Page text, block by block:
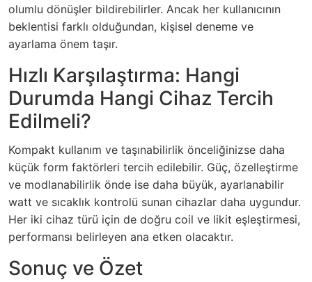
olumlu dönüşler bildirebilirler. Ancak her kullanıcının
beklentisi farklı olduğundan, kişisel deneme ve
ayarlama önem taşır.
Hızlı Karşılaştırma: Hangi
Durumda Hangi Cihaz Tercih
Edilmeli?
Kompakt kullanım ve taşınabilirlik önceliğinizse daha
küçük form faktörleri tercih edilebilir. Güç, özelleştirme
ve modlanabilirlik önde ise daha büyük, ayarlanabilir
watt ve sıcaklık kontrolü sunan cihazlar daha uygundur.
Her iki cihaz türü için de doğru coil ve likit eşleştirmesi,
performansı belirleyen ana etken olacaktır.
Sonuç ve Özet